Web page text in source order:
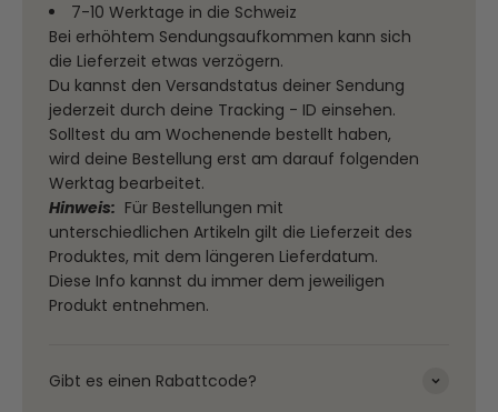
7-10 Werktage in die Schweiz
Bei erhöhtem Sendungsaufkommen kann sich
die Lieferzeit etwas verzögern.
Du kannst den Versandstatus deiner Sendung
jederzeit durch deine Tracking - ID einsehen.
Solltest du am Wochenende bestellt haben,
wird deine Bestellung erst am darauf folgenden
Werktag bearbeitet.
Hinweis: Für Bestellungen mit
unterschiedlichen Artikeln gilt die Lieferzeit des
Produktes, mit dem längeren Lieferdatum.
Diese Info kannst du immer dem jeweiligen
Produkt entnehmen.
Gibt es einen Rabattcode?